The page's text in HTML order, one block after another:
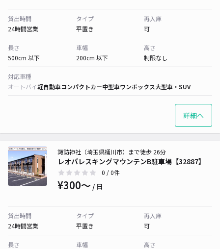
貸出時間
24時間営業
タイプ
平置き
再入庫
可
長さ
500cm 以下
車幅
200cm 以下
高さ
制限なし
対応車種
オートバイ軽自動車コンパクトカー中型車ワンボックス大型車・SUV
詳細へ
レオパレスキングマウンテンB駐車場【32887】
諏訪神社（埼玉県桶川市）まで徒歩 26分
0 / 0件
¥300〜 / 日
貸出時間
24時間営業
タイプ
平置き
再入庫
可
長さ
車幅
高さ